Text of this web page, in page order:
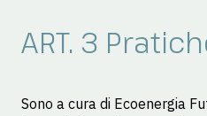
ART. 3
Sono a cura di Ecoenergia